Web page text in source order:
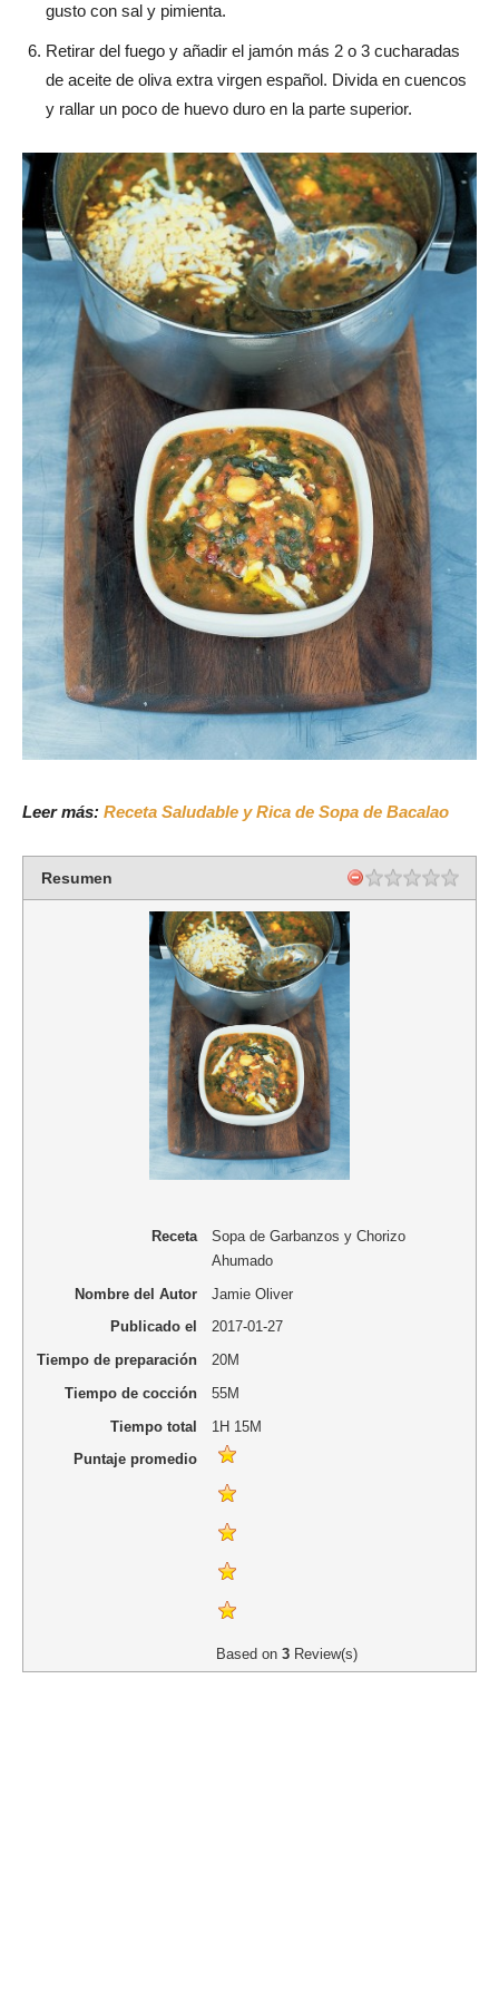
gusto con sal y pimienta.
Retirar del fuego y añadir el jamón más 2 o 3 cucharadas
de aceite de oliva extra virgen español. Divida en cuencos
y rallar un poco de huevo duro en la parte superior.
Leer más: Receta Saludable y Rica de Sopa de Bacalao
Resumen
Receta
Sopa de Garbanzos y Chorizo
Ahumado
Nombre del Autor
Jamie Oliver
Publicado el
2017-01-27
Tiempo de preparación
20M
Tiempo de cocción
55M
Tiempo total
1H 15M
Puntaje promedio
Based on 3 Review(s)